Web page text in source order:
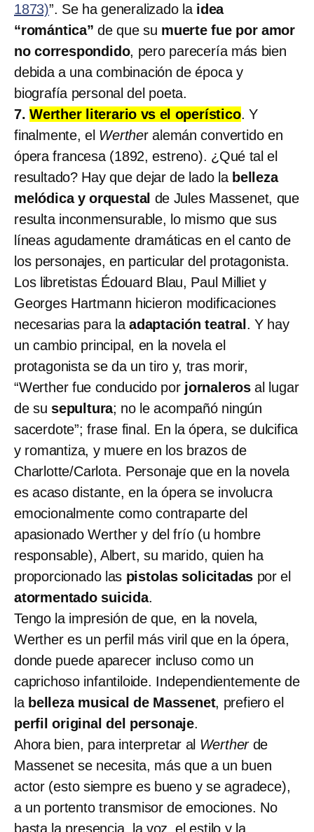
1873)”. Se ha generalizado laidea
“romántica” de que su muerte fue por amor
no correspondido, pero parecería más bien
debida a una combinación de época y
biografía personal del poeta.
7. Werther literario vs el operístico. Y
finalmente, el Werther alemán convertido en
ópera francesa (1892, estreno). ¿Qué tal el
resultado? Hay que dejar de lado la belleza
melódica y orquestal de Jules Massenet, que
resulta inconmensurable, lo mismo que sus
líneas agudamente dramáticas en el canto de
los personajes, en particular del protagonista.
Los libretistas Édouard Blau, Paul Milliet y
Georges Hartmann hicieron modificaciones
necesarias para laadaptación teatral . Y hay
un cambio principal, en la novela el
protagonista se da un tiro y, tras morir,
“Werther fue conducido por jornaleros al lugar
de su sepultura; no le acompañó ningún
sacerdote”; frase final. En la ópera, se dulcifica
y romantiza, y muere en los brazos de
Charlotte/Carlota. Personaje que en la novela
es acaso distante, en la ópera se involucra
emocionalmente como contraparte del
apasionado Werther y del frío (u hombre
responsable), Albert, su marido, quien ha
proporcionado las pistolas solicitadas por el
atormentado suicida.
Tengo la impresión de que, en la novela,
Werther es un perfil más viril que en la ópera,
donde puede aparecer incluso como un
caprichoso infantiloide. Independientemente de
la belleza musical de Massenet, prefiero el
perfil original del personaje.
Ahora bien, para interpretar al Wertherde
Massenet se necesita, más que a un buen
actor (esto siempre es bueno y se agradece),
a un portento transmisor de emociones. No
basta la presencia, la voz, el estilo y la